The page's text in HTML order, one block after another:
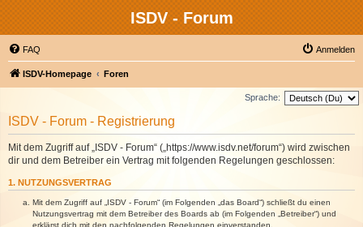
ISDV - Forum
FAQ Anmelden
ISDV-Homepage Foren
Sprache:
ISDV - Forum - Registrierung
Mit dem Zugriff auf „ISDV - Forum“ („https://www.isdv.net/forum“) wird zwischen
dir und dem Betreiber ein Vertrag mit folgenden Regelungen geschlossen:
1. NUTZUNGSVERTRAG
Mit dem Zugriff auf „ISDV - Forum“ (im Folgenden „das Board“) schließt du einen
Nutzungsvertrag mit dem Betreiber des Boards ab (im Folgenden „Betreiber“) und
erklärst dich mit den nachfolgenden Regelungen einverstanden.